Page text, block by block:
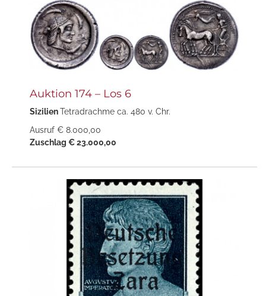
Auktion 174 – Los 6
SizilienTetradrachme ca. 480 v. Chr.
Ausruf € 8.000,00
Zuschlag € 23.000,00